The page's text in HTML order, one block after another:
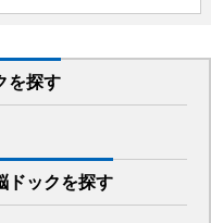
を探す
ドックを探す